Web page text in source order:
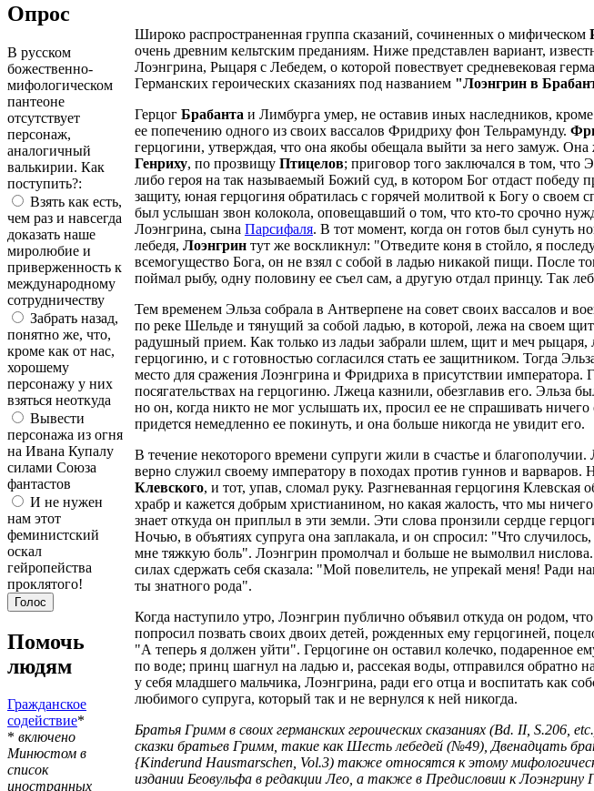
Опрос
В русском
божественно-
мифологическом
пантеоне
отсутствует
персонаж,
аналогичный
валькирии. Как
поступить?:
Взять как есть,
чем раз и навсегда
доказать наше
миролюбие и
приверженность к
международному
сотрудничеству
Забрать назад,
понятно же, что,
кроме как от нас,
хорошему
персонажу у них
взяться неоткуда
Вывести
персонажа из огня
на Ивана Купалу
силами Союза
фантастов
И не нужен
нам этот
феминистский
оскал
гейропейства
проклятого!
Помочь
людям
Гражданское
содействие*
* включено
Минюстом в
список
иностранных
Широко распространенная группа сказаний, сочиненных о мифическом
очень древним кельтским преданиям. Ниже представлен вариант,
Лоэнгрина, Рыцаря с Лебедем, о которой повествует средневековая
Германских героических сказаниях под названием "Лоэнгрин в
Герцог Брабанта и Лимбурга умер, не оставив иных наследников,
ее попечению одного из своих вассалов Фридриху фон Тельрамунду.
герцогини, утверждая, что она якобы обещала выйти за него замуж.
Генриху, по прозвищу Птицелов; приговор того заключался в том,
либо героя на так называемый Божий суд, в котором Бог отдаст победу
защиту, юная герцогиня обратилась с горячей молитвой к Богу о своем
был услышан звон колокола, оповещавший о том, что кто-то срочно
Лоэнгрина, сына Парсифаля. В тот момент, когда он готов был сунуть
лебедя, Лоэнгрин тут же воскликнул: "Отведите коня в стойло, я
всемогущество Бога, он не взял с собой в ладью никакой пищи. После
поймал рыбу, одну половину ее съел сам, а другую отдал принцу. Так
Тем временем Эльза собрала в Антверпене на совет своих вассалов и
по реке Шельде и тянущий за собой ладью, в которой, лежа на своем
радушный прием. Как только из ладьи забрали шлем, щит и меч
герцогиню, и с готовностью согласился стать ее защитником. Тогда
место для сражения Лоэнгрина и Фридриха в присутствии императора.
посягательствах на герцогиню. Лжеца казнили, обезглавив его. Эльза
но он, когда никто не мог услышать их, просил ее не спрашивать
придется немедленно ее покинуть, и она больше никогда не увидит его.
В течение некоторого времени супруги жили в счастье и
верно служил своему императору в походах против гуннов и варваров.
Клевского, и тот, упав, сломал руку. Разгневанная герцогиня
храбр и кажется добрым христианином, но какая жалость, что мы
знает откуда он приплыл в эти земли. Эти слова пронзили сердце
Ночью, в объятиях супруга она заплакала, и он спросил: "Что
мне тяжкую боль". Лоэнгрин промолчал и больше не вымолвил
силах сдержать себя сказала: "Мой повелитель, не упрекай меня! Ради
ты знатного рода".
Когда наступило утро, Лоэнгрин публично объявил откуда он родом,
попросил позвать своих двоих детей, рожденных ему герцогиней,
"А теперь я должен уйти". Герцогине он оставил колечко, подаренное
по воде; принц шагнул на ладью и, рассекая воды, отправился обратно
у себя младшего мальчика, Лоэнгрина, ради его отца и воспитать как
любимого супруга, который так и не вернулся к ней никогда.
Братья Гримм в своих германских героических сказаниях (Bd. II,
сказки братьев Гримм, такие как Шесть лебедей (№49), Двенадцать
{Kinderund Hausmarschen, Vol.3) также относятся к этому
издании Беовульфа в редакции Лео, а также в Предисловии к Лоэнгрину